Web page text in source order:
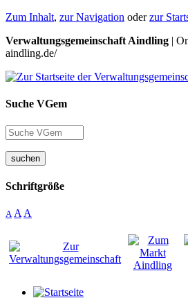
Zum Inhalt, zur Navigation oderzur
Verwaltungsgemeinschaft Aindling |
aindling.de/
Suche VGem
suchen
Schriftgröße
A A A